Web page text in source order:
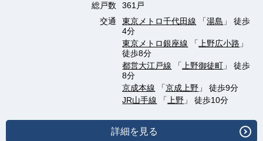
総戸数
361戸
交通
東京メトロ千代田線 「湯島 」 徒歩
4分
東京メトロ銀座線 「 上野広小路 」
徒歩8分
都営大江戸線 「 上野御徒町 」 徒歩
8分
京成本線 「京成上野 」 徒歩9分
JR山手線 「 上野 」 徒歩10分
詳細を見る